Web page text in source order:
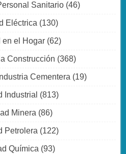
Sanitario (46)
Eléctrica (130)
en el Hogar(62)
Construcción (368)
Cementera (19)
Industrial (813)
Minera (86)
Petrolera (122)
Química (93)